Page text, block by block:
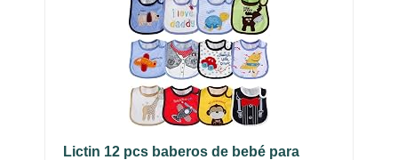
Lictin 12 pcs baberos de bebé para